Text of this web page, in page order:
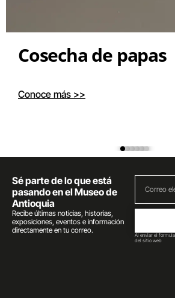
Cosecha de papas
Conoce más >>
Sé parte de lo que está
pasando en el Museo de
Antioquia
Recibe últimas noticias, historias,
exposiciones, eventos e información
directamente en tu correo.
Al enviar el
del sitio web